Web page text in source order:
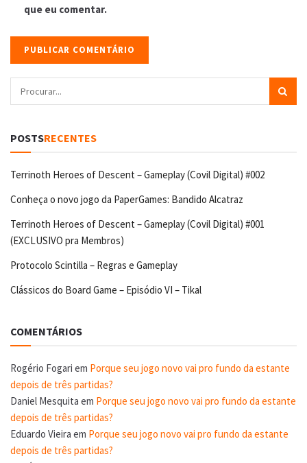
que eu comentar.
POSTSRECENTES
Terrinoth Heroes of Descent – Gameplay (Covil Digital) #002
Conheça o novo jogo da PaperGames: Bandido Alcatraz
Terrinoth Heroes of Descent – Gameplay (Covil Digital) #001
(EXCLUSIVO pra Membros)
Protocolo Scintilla – Regras e Gameplay
Clássicos do Board Game – Episódio VI – Tikal
COMENTÁRIOS
Rogério Fogari em Porque seu jogo novo vai pro fundo da estante
depois de três partidas?
Daniel Mesquita em Porque seu jogo novo vai pro fundo da estante
depois de três partidas?
Eduardo Vieira em Porque seu jogo novo vai pro fundo da estante
depois de três partidas?